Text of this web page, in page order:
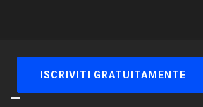
ISCRIVITI GRATUITAMENTE
© Gruppo Maggioli Tutti i diritti